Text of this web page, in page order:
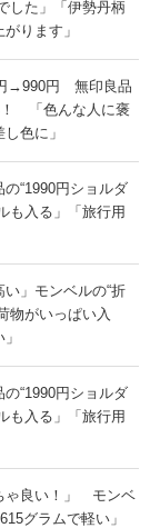
した」「伊勢丹柄
ります」
→990円 無印良品
！ 「色んな人に褒
色に」
“1990円ショルダ
も入る」「旅行用
い」モンベルの“折
物がいっぱい入
“1990円ショルダ
も入る」「旅行用
ゃ良い！」 モンベ
グラムで軽い」